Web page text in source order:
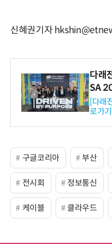
신혜권기자
다래
SA
와의
-바이
보
[다래
로가
구글코리아 부산
전시회 정보통신
케이블 클라우드